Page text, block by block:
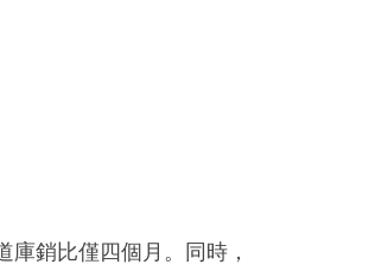
銷比僅四個月。同時，